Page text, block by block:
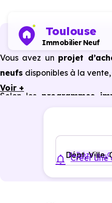
Toulouse
Immobilier Neuf
Vous avez un projet
neufs disponibles à la
Selon les programmes
Voir +
Dépt, Ville,
Belbèze-en-
Créer une